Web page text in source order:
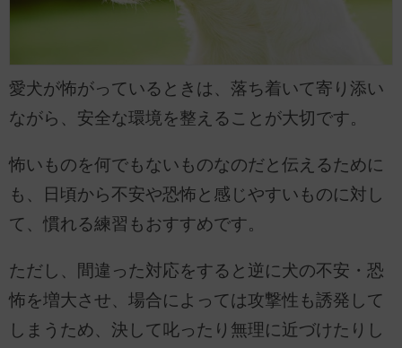
愛犬が怖がっているときは、落ち着いて寄り添い
ながら、安全な環境を整えることが大切です。
怖いものを何でもないものなのだと伝えるために
も、日頃から不安や恐怖と感じやすいものに対し
て、慣れる練習もおすすめです。
ただし、間違った対応をすると逆に犬の不安・恐
怖を増大させ、場合によっては攻撃性も誘発して
しまうため、決して叱ったり無理に近づけたりし